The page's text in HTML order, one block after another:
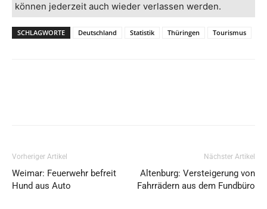
können jederzeit auch wieder verlassen werden.
SCHLAGWORTE Deutschland Statistik Thüringen Tourismus
Vorheriger Artikel
Weimar: Feuerwehr befreit
Hund aus Auto
Nächster Artikel
Altenburg: Versteigerung von
Fahrrädern aus dem Fundbüro